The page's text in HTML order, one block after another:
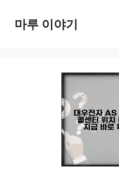
마루 이야기